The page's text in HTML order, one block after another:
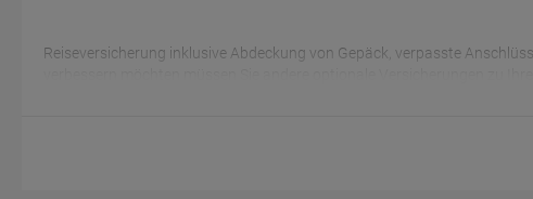
Reiseversicherung inklusive Abdeckung von Gepäck, verpasste